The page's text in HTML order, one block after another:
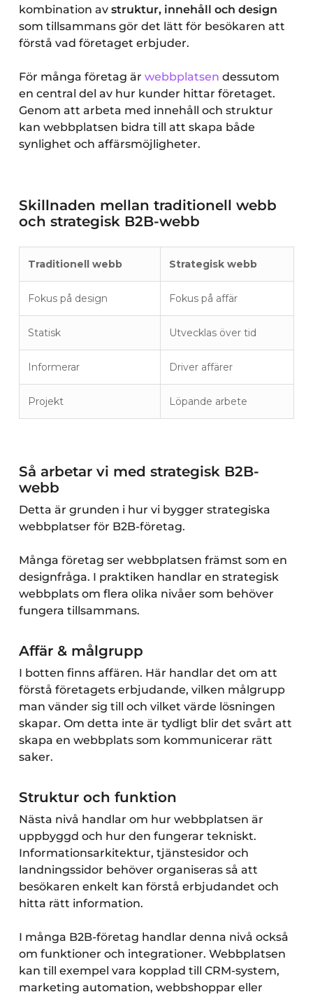
kombination av struktur, innehåll och design
som tillsammans gör det lätt för besökaren att
förstå vad företaget erbjuder.
För många företag är webbplatsen dessutom
en central del av hur kunder hittar företaget.
Genom att arbeta med innehåll och struktur
kan webbplatsen bidra till att skapa både
synlighet och affärsmöjligheter.
Skillnaden mellan traditionell webb
och strategisk B2B-webb
Traditionell webb Strategisk webb
Fokus på design Fokus på affär
Statisk Utvecklas över tid
Informerar Driver affärer
Projekt Löpande arbete
Så arbetar vi med strategisk B2B-
webb
Detta är grunden i hur vi bygger strategiska
webbplatser för B2B-företag.
Många företag ser webbplatsen främst som en
designfråga. I praktiken handlar en strategisk
webbplats om flera olika nivåer som behöver
fungera tillsammans.
Affär & målgrupp
I botten finns affären. Här handlar det om att
förstå företagets erbjudande, vilken målgrupp
man vänder sig till och vilket värde lösningen
skapar. Om detta inte är tydligt blir det svårt att
skapa en webbplats som kommunicerar rätt
saker.
Struktur och funktion
Nästa nivå handlar om hur webbplatsen är
uppbyggd och hur den fungerar tekniskt.
Informationsarkitektur, tjänstesidor och
landningssidor behöver organiseras så att
besökaren enkelt kan förstå erbjudandet och
hitta rätt information.
I många B2B-företag handlar denna nivå också
om funktioner och integrationer. Webbplatsen
kan till exempel vara kopplad till CRM-system,
marketing automation, webbshoppar eller